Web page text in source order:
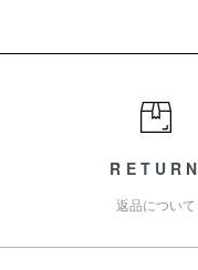
RETURN
返品について